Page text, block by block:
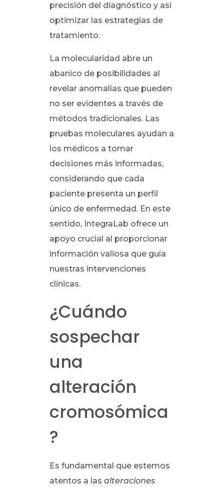
precisión del diagnóstico y así
optimizar las estrategias de
tratamiento.
La molecularidad abre un
abanico de posibilidades al
revelar anomalías que pueden
no ser evidentes a través de
métodos tradicionales. Las
pruebas moleculares ayudan a
los médicos a tomar
decisiones más informadas,
considerando que cada
paciente presenta un perfil
único de enfermedad. En este
sentido, IntegraLab ofrece un
apoyo crucial al proporcionar
información valiosa que guía
nuestras intervenciones
clínicas.
¿Cuándo
sospechar
una
alteración
cromosómica
?
Es fundamental que estemos
atentos a lasalteraciones